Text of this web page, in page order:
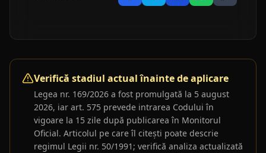
Verifică stadiul actual înainte de aplicare
Legea nr. 169/2026 a fost promulgată la 5 august
2026, iar art. 575 prevede intrarea Codului în
vigoare la 15 zile după publicarea în Monitorul
Oficial. Articolul pe care îl citești poate descrie
regimul Legii nr. 50/1991; verifică analiza actualizată